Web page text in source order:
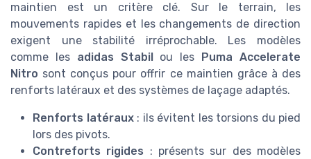
maintien est un critère clé. Sur le terrain, les
mouvements rapides et les changements de direction
exigent une stabilité irréprochable. Les modèles
comme les adidas Stabil ou les
Puma Accelerate
Nitro sont conçus pour offrir ce maintien grâce à des
renforts latéraux et des systèmes de laçage adaptés.
Renforts latéraux: ils évitent les torsions du pied
lors des pivots.
Contreforts rigides : présents sur des modèles